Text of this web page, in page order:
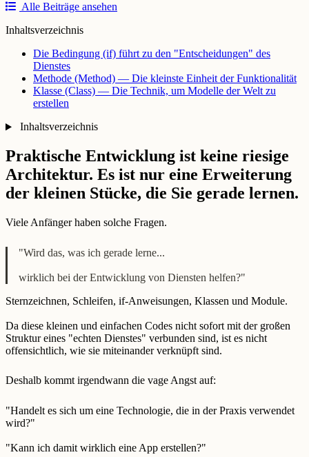
Alle Beiträge ansehen
Inhaltsverzeichnis
Die Bedingung (if) führt zu den "Entscheidungen" des
Dienstes
Methode (Method) — Die kleinste Einheit der Funktionalität
Klasse (Class) — Die Technik, um Modelle der Welt zu
erstellen
Inhaltsverzeichnis
Praktische Entwicklung ist keine riesige
Architektur. Es ist nur eine Erweiterung
der kleinen Stücke, die Sie gerade lernen.
Viele Anfänger haben solche Fragen.
"Wird das, was ich gerade lerne...
wirklich bei der Entwicklung von Diensten helfen?"
Sternzeichnen, Schleifen, if-Anweisungen, Klassen und Module.
Da diese kleinen und einfachen Codes nicht sofort mit der großen
Struktur eines "echten Dienstes" verbunden sind, ist es nicht
offensichtlich, wie sie miteinander verknüpft sind.
Deshalb kommt irgendwann die vage Angst auf:
"Handelt es sich um eine Technologie, die in der Praxis verwendet
wird?"
"Kann ich damit wirklich eine App erstellen?"